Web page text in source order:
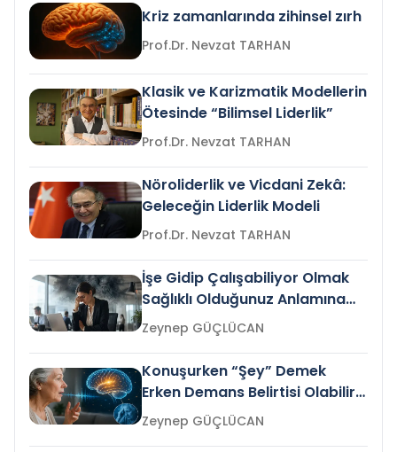
Kriz zamanlarında zihinsel zırh
Prof.Dr. Nevzat TARHAN
Klasik ve Karizmatik Modellerin
Ötesinde “Bilimsel Liderlik”
Prof.Dr. Nevzat TARHAN
Nöroliderlik ve Vicdani Zekâ:
Geleceğin Liderlik Modeli
Prof.Dr. Nevzat TARHAN
İşe Gidip Çalışabiliyor Olmak
Sağlıklı Olduğunuz Anlamına
Gelir mi?Zeynep GÜÇLÜCAN
Konuşurken “Şey” Demek
Erken Demans Belirtisi Olabilir
mi?
Zeynep GÜÇLÜCAN